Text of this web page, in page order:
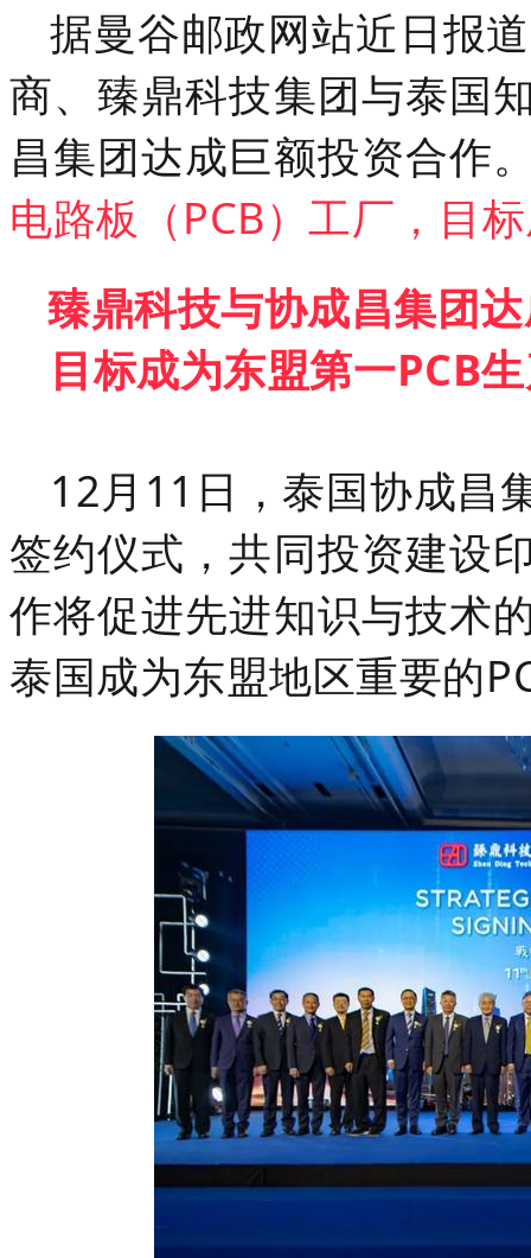
据曼谷邮政网站近日报
商、臻鼎科技集团与泰国
昌集团达成巨额投资合作
电路板（PCB）工厂，目
臻鼎科技与协成昌集团
目标成为东盟第一PCB
12月11日，泰国协成昌
签约仪式，共同投资建设
作将促进先进知识与技术
泰国成为东盟地区重要的